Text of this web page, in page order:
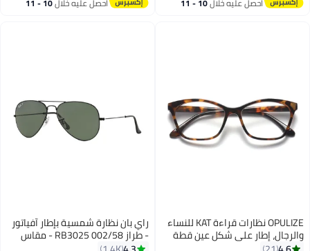
#2 في أزياء النساء احصل عليه خلال 10 - 11 احصل عليه خلال 10 - 11
OPULIZE نظارات قراءة KAT للنساء
والرجال، إطار على شكل عين قطة
راي بان نظارة شمسية بإطار آفياتور
- طراز RB3025 002/58 - مقاس